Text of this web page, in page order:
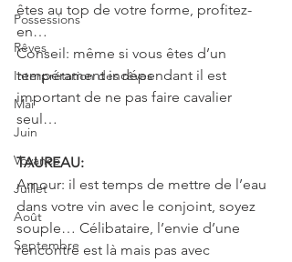
Possessions
Rêves
Interprétation des rêves
Mai
Juin
Voyance
Juillet
Août
Septembre
êtes au top de votre forme, profitez-
en…
Conseil: même si vous êtes d’un
tempérament indépendant il est
important de ne pas faire cavalier
seul…
TAUREAU:
Amour: il est temps de mettre de l’eau
dans votre vin avec le conjoint, soyez
souple… Célibataire, l’envie d’une
rencontre est là mais pas avec